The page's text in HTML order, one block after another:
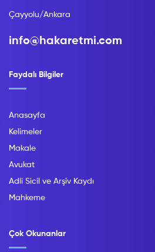
Faydalı Bilgiler
Anasayfa
Kelimeler
Makale
Avukat
Adli Sicil ve Arşiv Kaydı
Mahkeme
Çok Okunanlar
Çayyolu/Ankara
info@hakaretmi.com